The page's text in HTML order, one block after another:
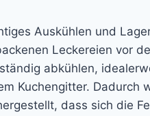
Auskühlen und
Leckereien vor
abkühlen,
Kuchengitter. Dadurch
dass sich die